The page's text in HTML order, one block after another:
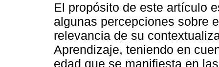
El propósito de este artículo
algunas percepciones sobre
relevancia de su
Aprendizaje, teniendo en
edad que se manifiesta en